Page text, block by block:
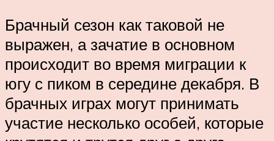
Брачный сезон как таковой не
выражен, а зачатие в основном
происходит во время миграции к
югу с пиком в середине декабря. В
брачных играх могут принимать
участие несколько особей, которые